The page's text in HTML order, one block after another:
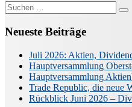
Suche
nach:
Neueste Beiträge
Juli 2026: Aktien,
Hauptversammlung
Hauptversammlung
Trade Republic, die neue
Rückblick Juni 2026 –